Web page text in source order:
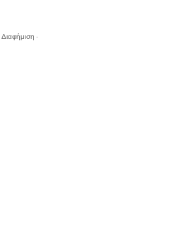
Διαφήμιση -